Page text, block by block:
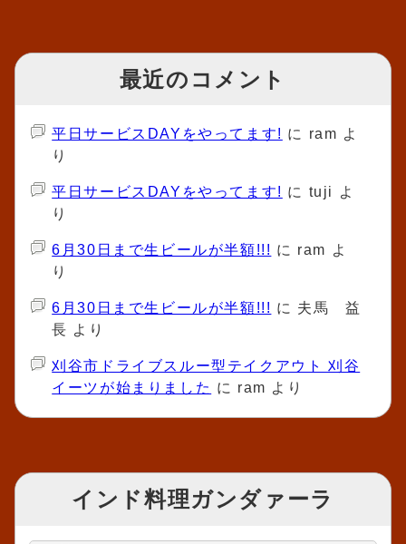
最近のコメント
平日サービスDAYをやってます! に ram よ
り
平日サービスDAYをやってます! に tuji
よ
り
6月30日まで生ビールが半額!!! に ram よ
り
6月30日まで生ビールが半額!!! に 夫馬 益
長 より
刈谷市ドライブスルー型テイクアウト 刈谷
イーツが始まりました に ram より
インド料理ガンダァーラ